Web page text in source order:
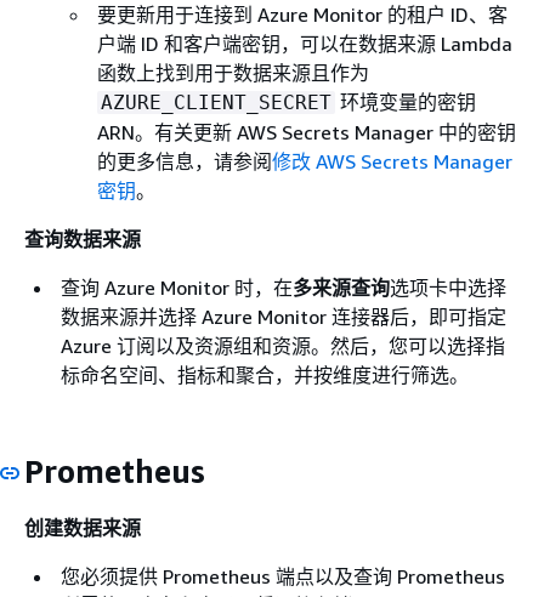
要更新用于连接到 Azure Monitor 的租户 ID、客
户端 ID 和客户端密钥，可以在数据来源 Lambda
函数上找到用于数据来源且作为
AZURE_CLIENT_SECRET 环境变量的密钥
ARN。有关更新 AWS Secrets Manager 中的密钥
的更多信息，请参阅修改 AWS Secrets Manager
密钥。
查询数据来源
查询 Azure Monitor 时，在多来源查询选项卡中选择
数据来源并选择 Azure Monitor 连接器后，即可指定
Azure 订阅以及资源组和资源。然后，您可以选择指
标命名空间、指标和聚合，并按维度进行筛选。
Prometheus
创建数据来源
您必须提供 Prometheus 端点以及查询 Prometheus